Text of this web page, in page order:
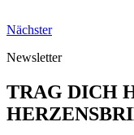
Nächster
Newsletter
TRAG DICH